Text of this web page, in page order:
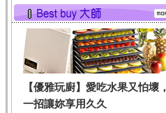
有蛋白質、脂肪、磷...
鮪魚
鮪魚肚肉中的不飽和脂
肪酸內富含EPA和DH...
韭菜
韭菜所含的膳食纖維能
幫助消化與通便；揮...
【優雅玩廚】愛吃水果又怕壞，
一招讓妳享用久久